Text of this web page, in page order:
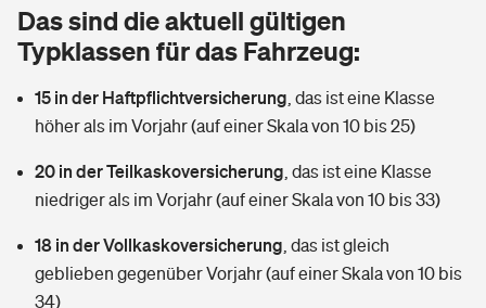
Tools
Wer versichert was: Jetzt Versicherer finden
Sie haben Fragen?
Glasversicherung
Mietkautionsversicherung
Restkreditversicherung
Zur Übersicht
Kinderunfall­ver­si­che­rung
Kinderinvalidität
Reiseversicherung
Pferdehalter-Haftpflicht
Dread-Disease-Versicherung
Tierkrankenversicherung
Wer versichert was: Jetzt Versicherer finden
Das sind die aktuell gültigen
Typklassen für das Fahrzeug:
15 in der Haftpflichtversicherung das ist eine Klasse
höher als im Vorjahr (auf einer Skala von 10 bis 25)
20 in der Teilkaskoversicherung das ist eine Klasse
niedriger als im Vorjahr (auf einer Skala von 10 bis 33)
18 in der Vollkaskoversicherung das ist gleich
geblieben gegenüber Vorjahr (auf einer Skala von 10 bis
34)